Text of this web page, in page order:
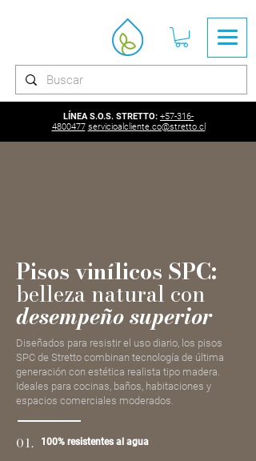
LÍNEA S.O.S. STRETTO: +57-316-
4800477 servicioalcliente.co@stretto.cl
Pisos vinílicos SPC:
belleza natural con
desempeño superior
Diseñados para resistir el uso diario, los pisos
SPC de Stretto combinan tecnología de última
generación con estética realista tipo madera.
Ideales para cocinas, baños, habitaciones y
espacios comerciales moderados.
01. 100% resistentes al agua